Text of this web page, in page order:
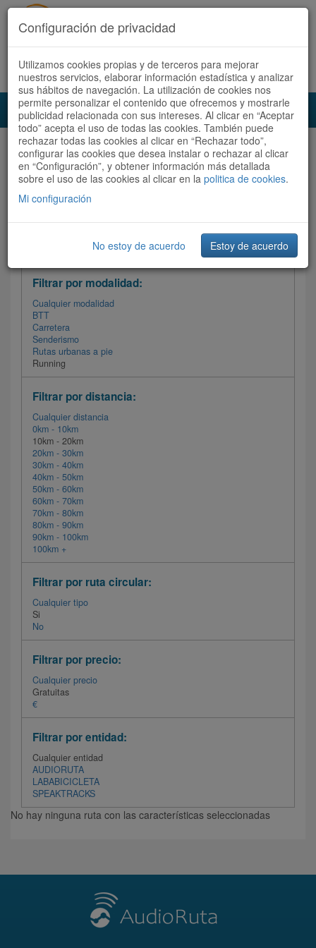
Acceder Registrate ahora Español | Català
Audioruta Todas las rutas
Todas las rutas Ordenar por:Más recientes
Filtrar las rutas
Filtrar por modalidad:
Cualquier modalidad
BTT
Carretera
Senderismo
Rutas urbanas a pie
Running
Filtrar por distancia:
Cualquier distancia
0km - 10km
10km - 20km
20km - 30km
30km - 40km
40km - 50km
50km - 60km
60km - 70km
70km - 80km
80km - 90km
90km - 100km
100km +
Filtrar por ruta circular:
Cualquier tipo
Si
No
Filtrar por precio:
Cualquier precio
Gratuitas
€
Filtrar por entidad:
Cualquier entidad
AUDIORUTA
LABABICICLETA
SPEAKTRACKS
No hay ninguna ruta con las características seleccionadas
Configuración de privacidad
Utilizamos cookies propias y de terceros para mejorar
nuestros servicios, elaborar información estadística y analizar
sus hábitos de navegación. La utilización de cookies nos
permite personalizar el contenido que ofrecemos y mostrarle
publicidad relacionada con sus intereses. Al clicar en “Aceptar
todo” acepta el uso de todas las cookies. También puede
rechazar todas las cookies al clicar en “Rechazar todo”,
configurar las cookies que desea instalar o rechazar al clicar
en “Configuración”, y obtener información más detallada
sobre el uso de las cookies al clicar en la politica de cookies.
Mi configuración
No estoy de acuerdo Estoy de acuerdo